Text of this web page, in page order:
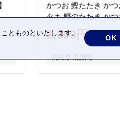
かつお 鰹たたき かつ
タキ 鰹のたたき か
タタキ 藁焼き わら焼
さかな 海鮮 刺身 お刺
ご当地 本場 高知 黒
フト 贈答品 人気 返
8,000円
とものといたします。
OK